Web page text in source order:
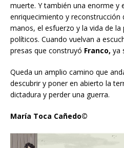
muerte. Y también una enorme y
enriquecimiento y reconstrucción
manos, el esfuerzo y la vida de la
políticos. Cuando vuelvan a
presas que construyó Franco, ya
Queda un amplio camino que
descubrir y poner en abierto la
dictadura y perder una guerra.
María Toca Cañedo©